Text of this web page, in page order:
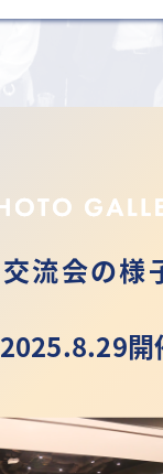
交流会の様
2025.8.29開